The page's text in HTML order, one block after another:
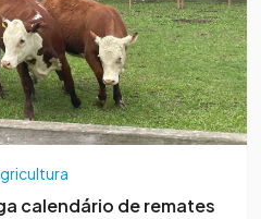
calendário de remates